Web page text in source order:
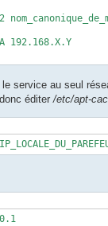
192.168.X.Y
service au seul
éditer /etc/apt-